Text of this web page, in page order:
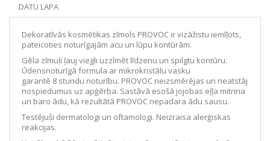
DATU LAPA
Dekoratīvās kosmētikas zīmols PROVOC ir vizāžistu iemīļots,
pateicoties noturīgajām acu un lūpu kontūrām.
Gēla zīmuļi ļauj viegli uzzīmēt līdzenu un spilgtu kontūru.
Ūdensnoturīgā formula ar mikrokristālu vasku
garantē 8 stundu noturību. PROVOC neizsmērējas un neatstāj
nospiedumus uz apģērba. Sastāvā esošā jojobas eļļa mitrina
un baro ādu, kā rezultātā PROVOC nepadara ādu sausu.
Testējuši dermatologi un oftamologi. Neizraisa alerģiskas
reakcijas.